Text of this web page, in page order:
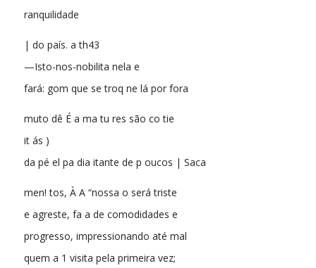
ranquilidade
| do país. a th43
—Isto-nos-nobilita nela e
fará: gom que se troq ne lá por fora
muto dê É a ma tu res são co tie
it ás )
da pé el pa dia itante de p oucos | Saca
men! tos, À A “nossa o será triste
e agreste, fa a de comodidades e
progresso, impressionando até mal
quem a 1 visita pela primeira vez;